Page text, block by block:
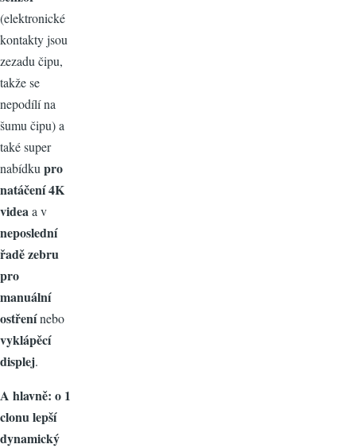
(elektronické
kontakty jsou
zezadu čipu,
takže se
nepodílí na
šumu čipu) a
také super
nabídku pro
natáčení 4K
videaa v
neposlední
řadě zebru
pro
manuální
ostřenínebo
vyklápěcí
displej.
A hlavně: o 1
clonu lepší
dynamický